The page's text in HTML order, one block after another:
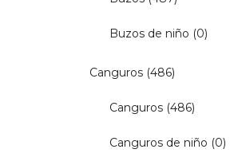
Buzos de niño (0)
Canguros (486)
Canguros (486)
Canguros de niño (0)